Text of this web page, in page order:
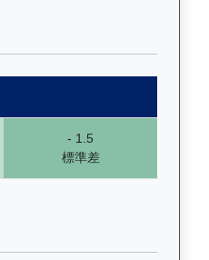
段至末4段），以
- 1.5
標準差